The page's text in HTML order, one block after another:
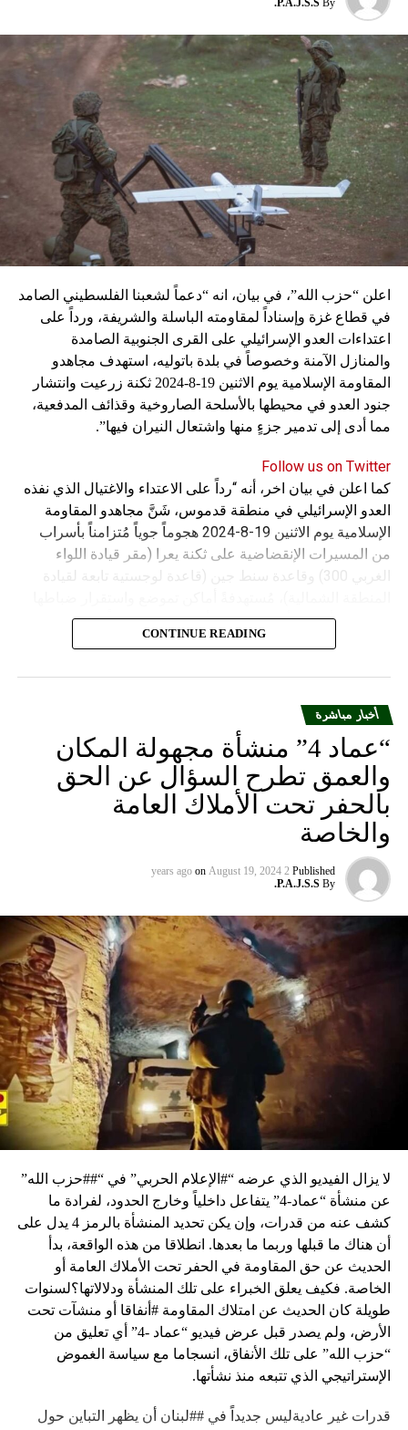
نسبه الحزب الى إسرائيل”.
By
P.A.J.S.S.
اعلن “حزب الله”، في بيان، انه “دعماً لشعبنا الفلسطيني الصامد
في قطاع غزة وإسناداً لمقاومته الباسلة ‌‏‌‏‌والشريفة، ورداً على
اعتداءات العدو الإسرائيلي على القرى الجنوبية الصامدة
والمنازل الآمنة وخصوصاً في بلدة باتوليه، استهدف مجاهدو
المقاومة الإسلامية يوم الاثنين 19-8-2024 ثكنة زرعيت وانتشار
جنود العدو في محيطها بالأسلحة الصاروخية وقذائف المدفعية،
مما أدى إلى تدمير جزءٍ منها واشتعال النيران فيها”.
Follow us on Twitter
كما اعلن في بيان اخر، أنه “رداً على الاعتداء والاغتيال الذي نفذه
العدو الإسرائيلي في منطقة قدموس، شَنَّ مجاهدو المقاومة
الإسلامية يوم الاثنين 19-8-2024 هجوماً جوياً مُتزامناً بأسراب
من المسيرات الإنقضاضية على ثكنة يعرا (مقر قيادة اللواء
الغربي 300) وقاعدة سنط جين (قاعدة لوجستية تابعة لقيادة
وجنودها وأصابت أهدافها بدقة وأوقعت فيهم عدداً من القتلى
CONTINUE READING
أخبار مباشرة
“عماد 4” منشأة مجهولة المكان
والعمق تطرح السؤال عن الحق
بالحفر تحت الأملاك العامة
والخاصة
Published
2 years ago
on August 19, 2024
By
P.A.J.S.S.
لا يزال الفيديو الذي عرضه “#الإعلام الحربي” في “##حزب الله”
عن منشأة “عماد-4” يتفاعل داخلياً وخارج الحدود، لفرادة ما
كشف عنه من قدرات، وإن يكن تحديد المنشأة بالرمز 4 يدل على
أن هناك ما قبلها وربما ما بعدها. انطلاقا من هذه الواقعة، بدأ
الحديث عن حق المقاومة في الحفر تحت الأملاك العامة أو
الخاصة. فكيف يعلق الخبراء على تلك المنشأة ودلالاتها؟لسنوات
طويلة كان الحديث عن امتلاك المقاومة #أنفاقا أو منشآت تحت
الأرض، ولم يصدر قبل عرض فيديو “عماد -4” أي تعليق من
“حزب الله” على تلك الأنفاق، انسجاما مع سياسة الغموض
الإستراتيجي الذي تتبعه منذ نشأتها.
قدرات غير عاديةليس جديداً في ##لبنان أن يظهر التباين حول